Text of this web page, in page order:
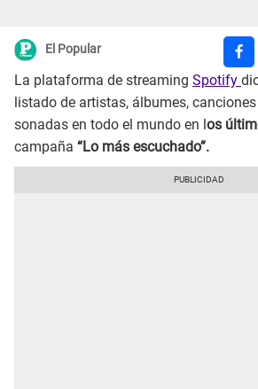
El Popular
La plataforma de streaming Spotify
listado de artistas, álbumes,
sonadas en todo el mundo en l os
campaña “Lo más escuchado”.